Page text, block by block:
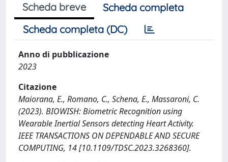
Scheda breve
Scheda completa
Scheda completa (DC)
Anno di pubblicazione
2023
Citazione
Maiorana, E., Romano, C., Schena, E., Massaroni, C.
(2023). BIOWISH: Biometric Recognition using
Wearable Inertial Sensors detecting Heart Activity.
IEEE TRANSACTIONS ON DEPENDABLE AND SECURE
COMPUTING, 14 [10.1109/TDSC.2023.3268360].